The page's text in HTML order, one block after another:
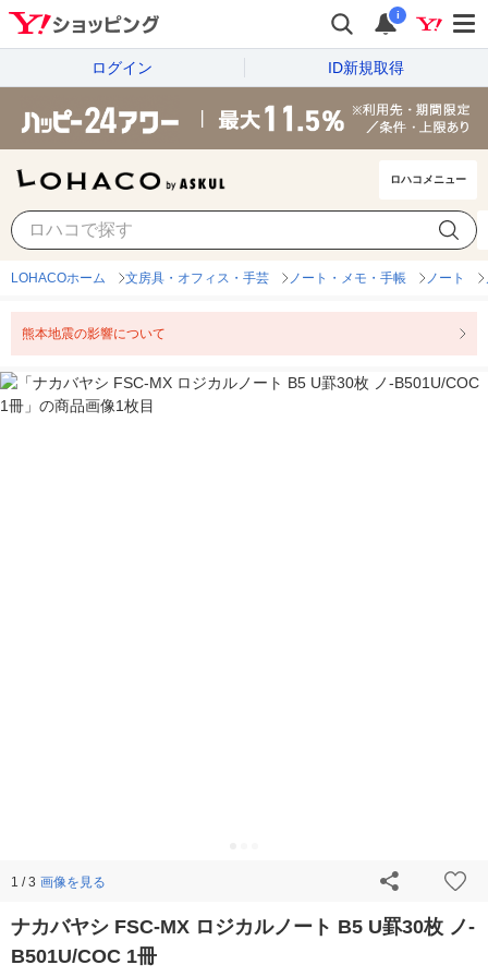
i
ログイン ID新規取得
ロハコメニュー
LOHACOホーム 文房具・オフィス・手芸 ノート・メモ・手帳 ノート
熊本地震の影響について
1 / 3 画像を見る
ナカバヤシ FSC-MX ロジカルノート B5 U罫30枚 ノ-
B501U/COC 1冊